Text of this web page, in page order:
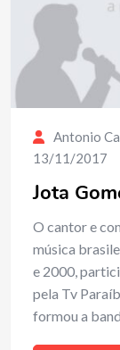
Antonio
13/11/2017
Jota
O cantor e
música
e 2000,
pela Tv
formou a